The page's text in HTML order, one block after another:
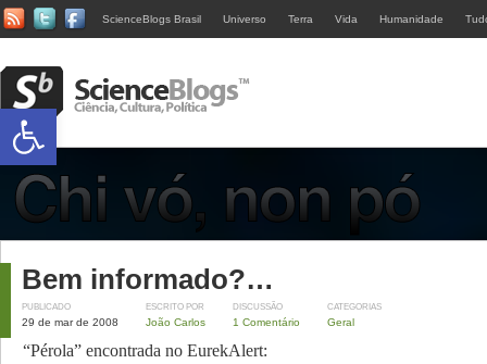
ScienceBlogs Brasil Universo Terra Vida Humanidade
Bem informado?…
PUBLICADO
29 de mar de 2008
ESCRITO POR
João Carlos
DISCUSSÃO
1 Comentário
CATEGORIAS
Geral
“Pérola” encontrada no EurekAlert:
Abrir a barra de ferramentas